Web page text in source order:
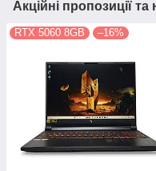
Акційні пропозиції
RTX 5060 8GB –16%